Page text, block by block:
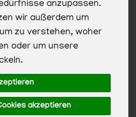
anzupassen.
wir außerdem um
zu verstehen, woher
oder um unsere
akzeptieren